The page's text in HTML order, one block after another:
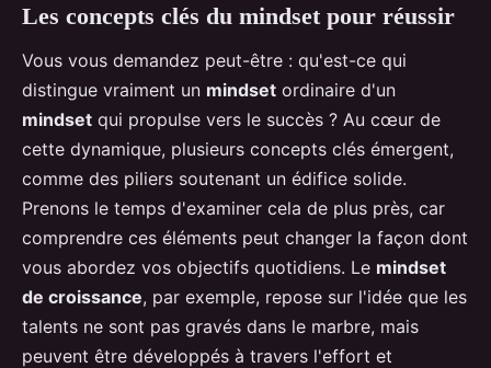
Les concepts clés du mindset pour réussir
Vous vous demandez peut-être : qu'est-ce qui
distingue vraiment un mindset ordinaire d'un
mindset qui propulse vers le succès ? Au cœur de
cette dynamique, plusieurs concepts clés émergent,
comme des piliers soutenant un édifice solide.
Prenons le temps d'examiner cela de plus près, car
comprendre ces éléments peut changer la façon dont
vous abordez vos objectifs quotidiens. Le mindset
de croissance, par exemple, repose sur l'idée que les
talents ne sont pas gravés dans le marbre, mais
peuvent être développés à travers l'effort et